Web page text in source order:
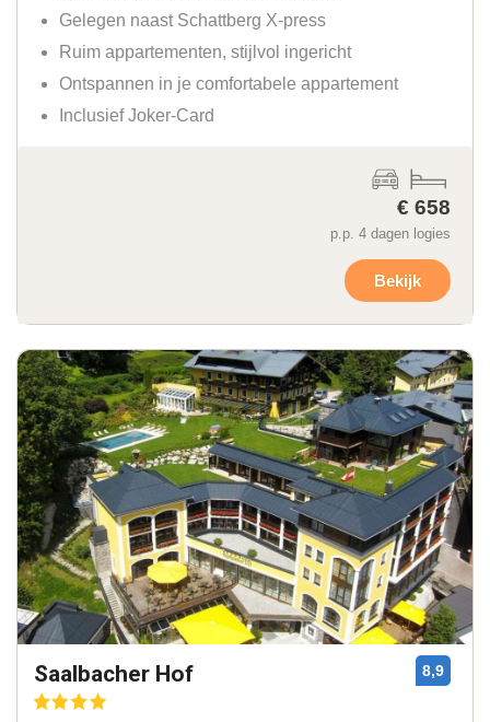
Gelegen naast Schattberg X-press
Ruim appartementen, stijlvol ingericht
Ontspannen in je comfortabele appartement
Inclusief Joker-Card
€ 658
p.p. 4 dagen logies
Bekijk
Saalbacher Hof 8,9